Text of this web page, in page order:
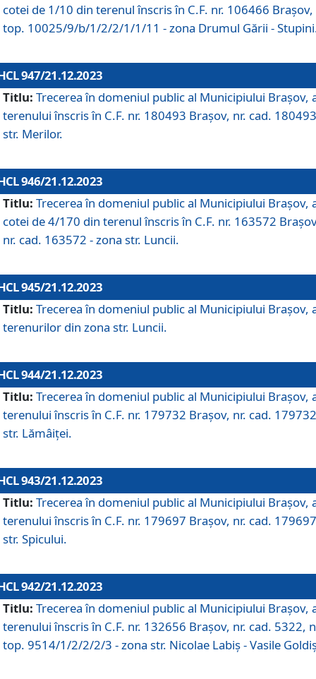
cotei de 1/10 din terenul înscris în C.F. nr. 106466 Brașov,
top. 10025/9/b/1/2/2/1/1/11 - zona Drumul Gării -
947/21.12.2023
Titlu: Trecerea în domeniul public al Municipiului Braşov,
terenului înscris în C.F. nr. 180493 Brașov, nr. cad.
str. Merilor.
946/21.12.2023
Titlu: Trecerea în domeniul public al Municipiului Braşov,
cotei de 4/170 din terenul înscris în C.F. nr. 163572
nr. cad. 163572 - zona str. Luncii.
945/21.12.2023
Titlu: Trecerea în domeniul public al Municipiului Braşov,
terenurilor din zona str. Luncii.
944/21.12.2023
Titlu: Trecerea în domeniul public al Municipiului Braşov,
terenului înscris în C.F. nr. 179732 Brașov, nr. cad.
str. Lămâiței.
943/21.12.2023
Titlu: Trecerea în domeniul public al Municipiului Braşov,
terenului înscris în C.F. nr. 179697 Brașov, nr. cad.
str. Spicului.
942/21.12.2023
Titlu: Trecerea în domeniul public al Municipiului Braşov,
terenului înscris în C.F. nr. 132656 Brașov, nr. cad. 5322,
top. 9514/1/2/2/2/3 - zona str. Nicolae Labiș - Vasile